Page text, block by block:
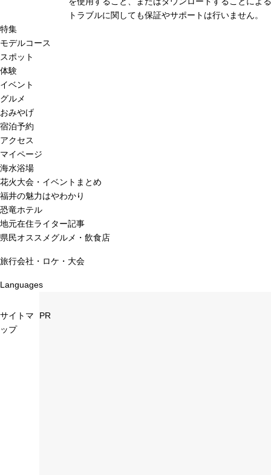
トラブルに関しても保証やサポートは行いません。
特集
モデルコース
スポット
体験
イベント
グルメ
おみやげ
宿泊予約
アクセス
マイページ
海水浴場
花火大会・イベントまとめ
福井の魅力はやわかり
恐竜ホテル
地元在住ライター記事
県民オススメグルメ・飲食店
旅行会社・ロケ・大会
Languages
サイトマ
ップ
PR